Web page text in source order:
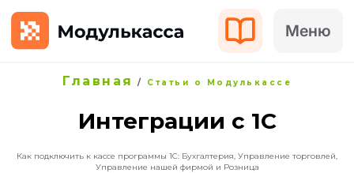
Меню
Главная / Статьи о Модулькассе
Интеграции с 1C
Как подключить к кассе программы 1С: Бухгалтерия, Управление торговлей,
Управление нашей фирмой и Розница